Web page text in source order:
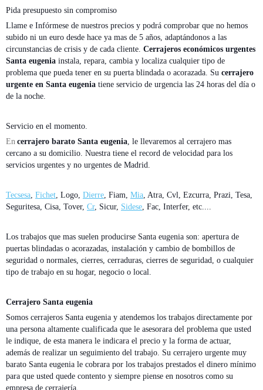
Pida presupuesto sin compromiso
Llame e Infórmese de nuestros precios y podrá comprobar que no hemos
subido ni un euro desde hace ya mas de 5 años, adaptándonos a las
circunstancias de crisis y de cada cliente. Cerrajeros económicos urgentes
Santa eugenia instala, repara, cambia y localiza cualquier tipo de
problema que pueda tener en su puerta blindada o acorazada. Su cerrajero
urgente en Santa eugenia tiene servicio de urgencia las 24 horas del día o
de la noche.
Servicio en el momento.
En cerrajero barato Santa eugenia , le llevaremos al cerrajero mas
cercano a su domicilio. Nuestra tiene el record de velocidad para los
servicios urgentes y no urgentes de Madrid.
Tecsesa Fichet , Logo, Dierre , Fiam, Mia , Atra, Cvl, Ezcurra, Prazi, Tesa,
Seguritesa, Cisa, Tover, Cr, Sicur, Sidese , Fac, Interfer, etc....
Los trabajos que mas suelen producirse Santa eugenia son: apertura de
puertas blindadas o acorazadas, instalación y cambio de bombillos de
seguridad o normales, cierres, cerraduras, cierres de seguridad, o cualquier
tipo de trabajo en su hogar, negocio o local.
Cerrajero Santa eugenia
Somos cerrajeros Santa eugenia y atendemos los trabajos directamente por
una persona altamente cualificada que le asesorara del problema que usted
le indique, de esta manera le indicara el precio y la forma de actuar,
además de realizar un seguimiento del trabajo. Su cerrajero urgente muy
barato Santa eugenia le cobrara por los trabajos prestados el dinero mínimo
para que usted quede contento y siempre piense en nosotros como su
empresa de cerrajería.